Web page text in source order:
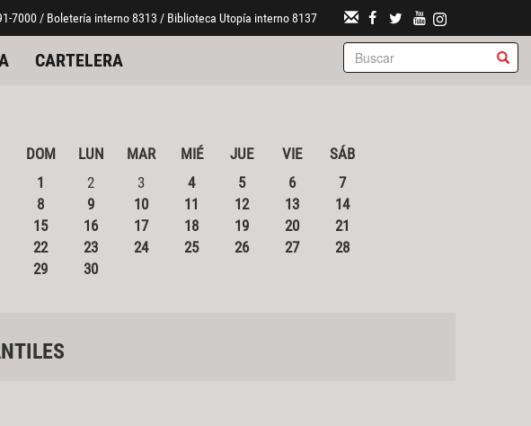
7000 / Boletería interno 8313 / Biblioteca Utopía interno 8137
CARTELERA
DOM LUN MAR MIÉ JUE VIE
SÁB
1
2 3 4 5 6
7
8
9 10 11 12 13
14
15
16 17 18 19 20
21
22
23 24 25 26 27
28
29
30